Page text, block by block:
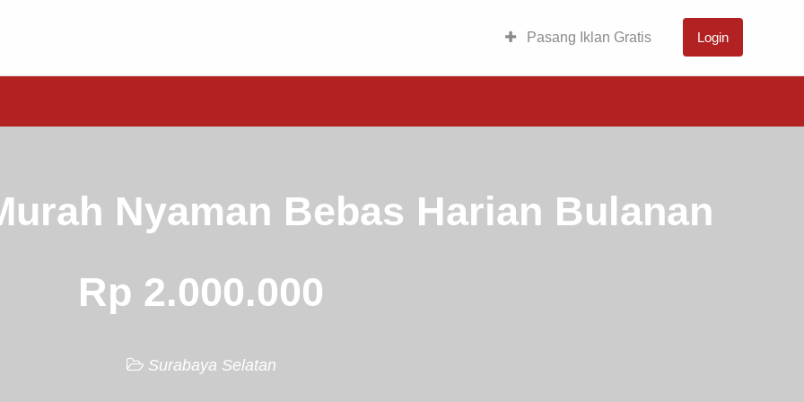
Pasang Iklan Gratis Login
Nyaman Bebas Harian Bulanan
Rp 2.000.000
Surabaya Selatan